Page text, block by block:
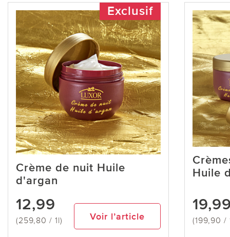
Exclusif
Crème de nuit Huile
d'argan
12,99
(259,80 / 1l) Voir l’article
Huile
(199,90 /